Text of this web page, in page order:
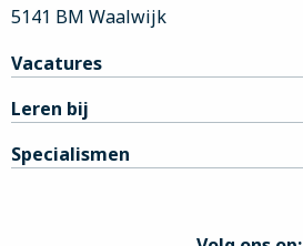
5141 BM Waalwijk
Vacatures
Leren bij
Specialismen